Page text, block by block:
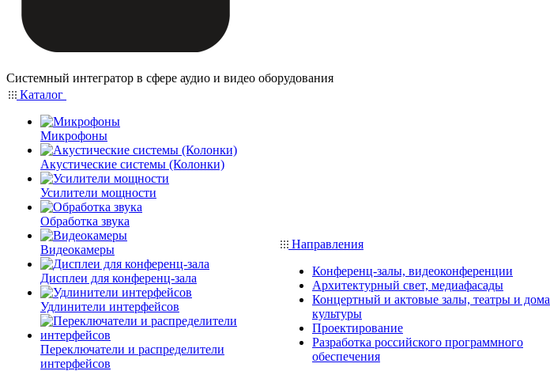
Системный интегратор в сфере аудио и видео оборудования
Каталог
Микрофоны
Акустические системы (Колонки)
Усилители мощности
Обработка звука
Видеокамеры
Дисплеи для конференц-зала
Удлинители интерфейсов
Переключатели и распределители
интерфейсов
Направления
Конференц-залы, видеоконференции
Архитектурный свет, медиафасады
Концертный и актовые залы, театры и дома
культуры
Проектирование
Разработка российского программного
обеспечения